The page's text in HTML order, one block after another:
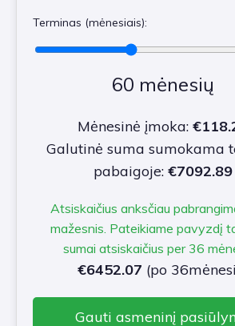
Terminas (mėnesiais):
60 mėnesių
Mėnesinė įmoka:
Galutinė suma sumokama
pabaigoje: €7092.89
Atsiskaičius anksčiau
mažesnis. Pateikiame pavyzdį
sumai atsiskaičius per 36
€6452.07 (po
Gauti asmeninį